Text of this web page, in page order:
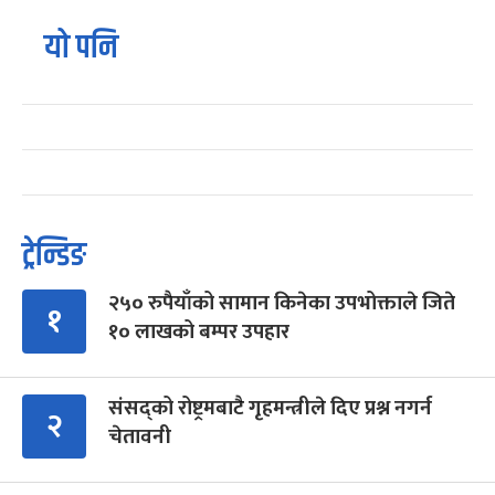
यो पनि
ट्रेन्डिङ
१
२५० रुपैयाँको सामान किनेका उपभोक्ताले जिते
१० लाखको बम्पर उपहार
२
संसद्को रोष्ट्रमबाटै गृहमन्त्रीले दिए प्रश्न नगर्न
चेतावनी